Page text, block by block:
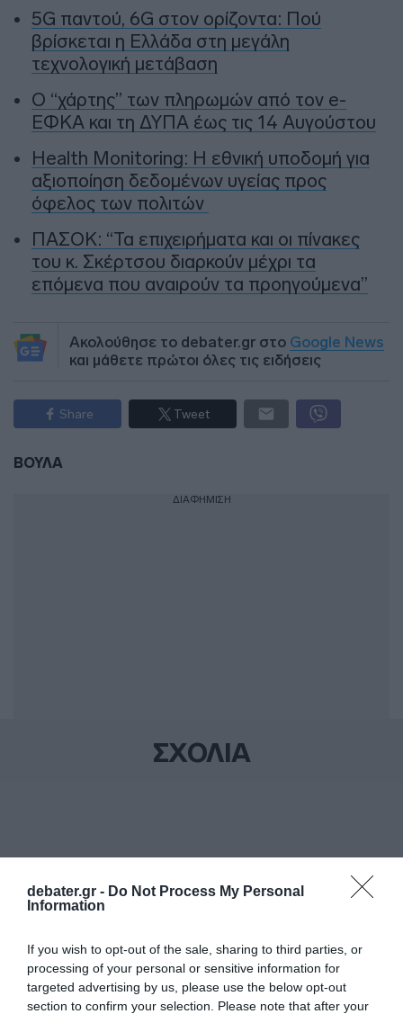
debater.gr - Do Not Process My Personal
Information
If you wish to opt-out of the sale, sharing to third parties, or
processing of your personal or sensitive information for
targeted advertising by us, please use the below opt-out
section to confirm your selection. Please note that after your
5G παντού, 6G στον ορίζοντα: Πού
βρίσκεται η Ελλάδα στη μεγάλη
τεχνολογική μετάβαση
Ο “χάρτης” των πληρωμών από τον e-
ΕΦΚΑ και τη ΔΥΠΑ έως τις 14 Αυγούστου
Health Monitoring: Η εθνική υποδομή για
αξιοποίηση δεδομένων υγείας προς
όφελος των πολιτών
ΠΑΣΟΚ: “Τα επιχειρήματα και οι πίνακες
του κ. Σκέρτσου διαρκούν μέχρι τα
επόμενα που αναιρούν τα προηγούμενα”
Ακολούθησε το debater.gr στο Google News
και μάθετε πρώτοι όλες τις ειδήσεις
Share Tweet
ΒΟΥΛΑ
ΔΙΑΦΗΜΙΣΗ
ΣΧΟΛΙΑ